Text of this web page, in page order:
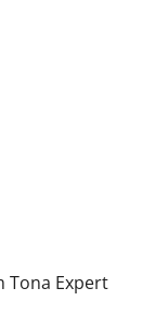
Tona Expert